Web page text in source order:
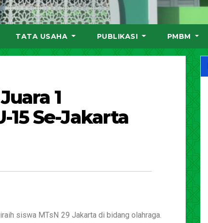
TATA USAHA PUBLIKASI PMBM
1
15 Se-Jakarta
siswa MTsN 29 Jakarta di bidang olahraga.